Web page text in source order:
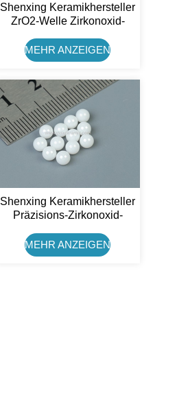
Shenxing Keramikhersteller
ZrO2-Welle Zirkonoxid-
MEHR ANZEIGEN
Shenxing Keramikhersteller
Präzisions-Zirkonoxid-
MEHR ANZEIGEN